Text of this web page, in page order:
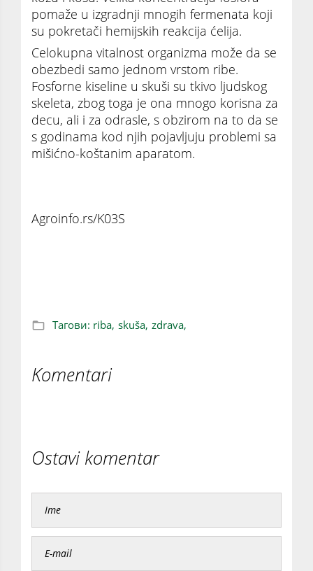
pomaže u izgradnji mnogih fermenata koji
su pokretači hemijskih reakcija ćelija.
Celokupna vitalnost organizma može da se
obezbedi samo jednom vrstom ribe.
Fosforne kiseline u skuši su tkivo ljudskog
skeleta, zbog toga je ona mnogo korisna za
decu, ali i za odrasle, s obzirom na to da se
s godinama kod njih pojavljuju problemi sa
mišićno-koštanim aparatom.
Agroinfo.rs/K03S
Тагови: riba, skuša, zdrava,
Komentari
Ostavi komentar